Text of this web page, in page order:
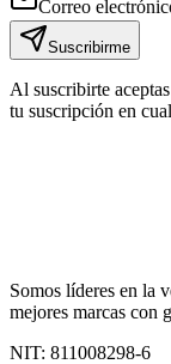
Correo
Suscribirme
Al suscribirte
tu suscripción en
Somos líderes en la
mejores marcas con
NIT: 811008298-6